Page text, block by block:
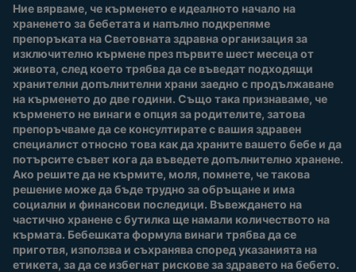
За нас
Присъединете се към
Nestlé Baby Club
Купи сега
Нашите марки и
продукти
Качество и сигурност
Безплатно тестване
Ние вярваме, че кърменето е идеалното начало на
храненето за бебетата и напълно подкрепяме
препоръката на Световната здравна организация за
изключително кърмене през първите шест месеца от
живота, след което трябва да се въведат подходящи
хранителни допълнителни храни заедно с продължаване
на кърменето до две години. Също така признаваме, че
кърменето не винаги е опция за родителите, затова
препоръчваме да се консултирате с вашия здравен
специалист относно това как да храните вашето бебе и да
потърсите съвет кога да въведете допълнително хранене.
Ако решите да не кърмите, моля, помнете, че такова
решение може да бъде трудно за обръщане и има
социални и финансови последици. Въвеждането на
частично хранене с бутилка ще намали количеството на
кърмата. Бебешката формула винаги трябва да се
приготвя, използва и съхранява според указанията на
етикета, за да се избегнат рискове за здравето на бебето.